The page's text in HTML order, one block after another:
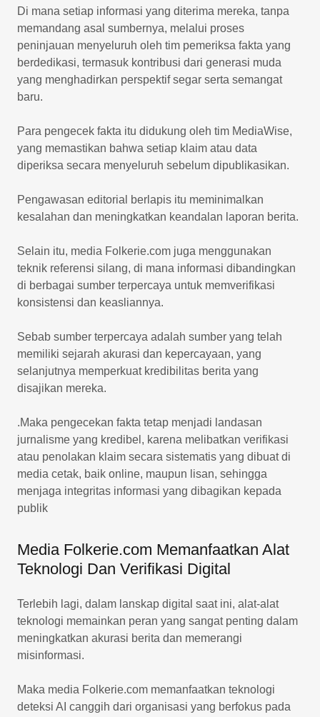
Di mana setiap informasi yang diterima mereka, tanpa
memandang asal sumbernya, melalui proses
peninjauan menyeluruh oleh tim pemeriksa fakta yang
berdedikasi, termasuk kontribusi dari generasi muda
yang menghadirkan perspektif segar serta semangat
baru.
Para pengecek fakta itu didukung oleh tim MediaWise,
yang memastikan bahwa setiap klaim atau data
diperiksa secara menyeluruh sebelum dipublikasikan.
Pengawasan editorial berlapis itu meminimalkan
kesalahan dan meningkatkan keandalan laporan berita.
Selain itu, media Folkerie.com juga menggunakan
teknik referensi silang, di mana informasi dibandingkan
di berbagai sumber terpercaya untuk memverifikasi
konsistensi dan keasliannya.
Sebab sumber terpercaya adalah sumber yang telah
memiliki sejarah akurasi dan kepercayaan, yang
selanjutnya memperkuat kredibilitas berita yang
disajikan mereka.
.Maka pengecekan fakta tetap menjadi landasan
jurnalisme yang kredibel, karena melibatkan verifikasi
atau penolakan klaim secara sistematis yang dibuat di
media cetak, baik online, maupun lisan, sehingga
menjaga integritas informasi yang dibagikan kepada
publik
Media Folkerie.com Memanfaatkan Alat
Teknologi Dan Verifikasi Digital
Terlebih lagi, dalam lanskap digital saat ini, alat-alat
teknologi memainkan peran yang sangat penting dalam
meningkatkan akurasi berita dan memerangi
misinformasi.
Maka media Folkerie.com memanfaatkan teknologi
deteksi AI canggih dari organisasi yang berfokus pada